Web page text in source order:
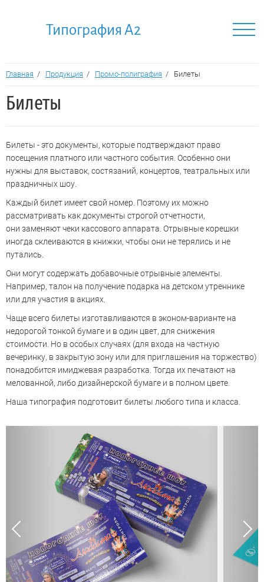
Типография A2
Главная / Продукция / Промо-полиграфия / Билеты
Билеты
Билеты - это документы, которые подтверждают право
посещения платного или частного события. Особенно они
нужны для выставок, состязаний, концертов, театральных или
праздничных шоу.
Каждый билет имеет свой номер. Поэтому их можно
рассматривать как документы строгой отчетности,
они заменяют чеки кассового аппарата. Отрывные корешки
иногда склеиваются в книжки, чтобы они не терялись и не
путались.
Они могут содержать добавочные отрывные элементы.
Например, талон на получение подарка на детском утреннике
или для участия в акциях.
Чаще всего билеты изготавливаются в эконом-варианте на
недорогой тонкой бумаге и в один цвет, для снижения
стоимости. Но в особых случаях (для входа на частную
вечеринку, в закрытую зону или для приглашения на торжество)
понадобится имиджевая разработка. Тогда их печатают на
мелованной, либо дизайнерской бумаге и в полном цвете.
Наша типография подготовит билеты любого типа и класса.